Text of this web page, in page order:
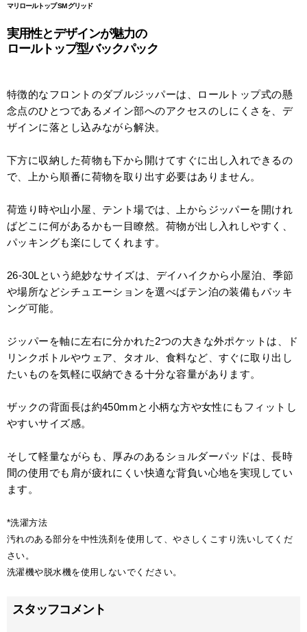
マリロールトップ SM グリッド
実用性とデザインが魅力の
ロールトップ型バックパック
特徴的なフロントのダブルジッパーは、ロールトップ式の懸
念点のひとつであるメイン部へのアクセスのしにくさを、デ
ザインに落とし込みながら解決。
下方に収納した荷物も下から開けてすぐに出し入れできるの
で、上から順番に荷物を取り出す必要はありません。
荷造り時や山小屋、テント場では、上からジッパーを開けれ
ばどこに何があるかも一目瞭然。荷物が出し入れしやすく、
パッキングも楽にしてくれます。
26-30Lという絶妙なサイズは、デイハイクから小屋泊、季節
や場所などシチュエーションを選べばテン泊の装備もパッキ
ング可能。
ジッパーを軸に左右に分かれた2つの大きな外ポケットは、ド
リンクボトルやウェア、タオル、食料など、すぐに取り出し
たいものを気軽に収納できる十分な容量があります。
ザックの背面長は約450mmと小柄な方や女性にもフィットし
やすいサイズ感。
そして軽量ながらも、厚みのあるショルダーパッドは、長時
間の使用でも肩が疲れにくい快適な背負い心地を実現してい
ます。
*洗濯方法
汚れのある部分を中性洗剤を使用して、やさしくこすり洗いしてくだ
さい。
洗濯機や脱水機を使用しないでください。
スタッフコメント